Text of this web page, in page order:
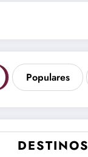
Populares
DESTINOS